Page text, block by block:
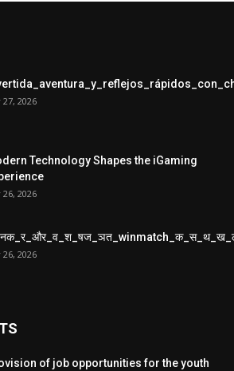
27, 2026
Technology Shapes the iGaming
26, 2026
26, 2026
of job opportunities for the youth